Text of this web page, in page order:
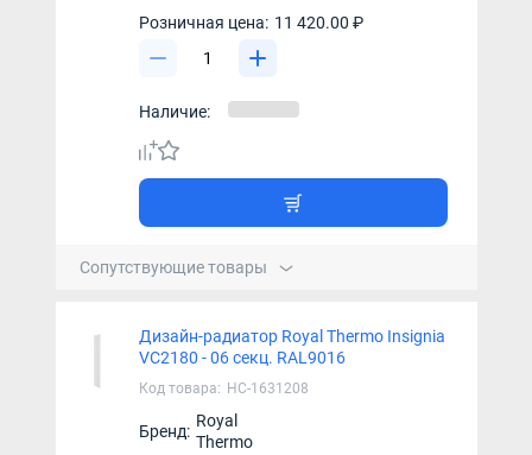
Розничная цена: 11 420.00 ₽
Наличие:
Сопутствующие товары
Дизайн-радиатор Royal Thermo Insignia
VC2180 - 06 секц. RAL9016
Код товара: НС-1631208
Бренд:
Royal
Thermo